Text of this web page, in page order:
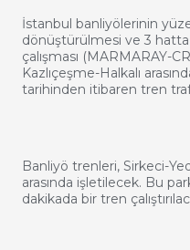
İstanbul banliyölerinin
dönüştürülmesi ve 3 hatta
çalışması (MARMARAY-
Kazlıçeşme-Halkalı
tarihinden itibaren tren
Banliyö trenleri, Sirkeci-
arasında işletilecek. Bu
dakikada bir tren